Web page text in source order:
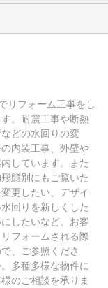
(10)
10回） (11)
リフォーム工事をし
。耐震工事や断熱
どの水回りの変
内装工事、外壁や
しています。また
態別にもご覧いた
更したい、デザイ
回りを新しくした
したいなど、お客
フォームされる際
、ご参照くださ
多種多様な物件に
のご相談を承りま